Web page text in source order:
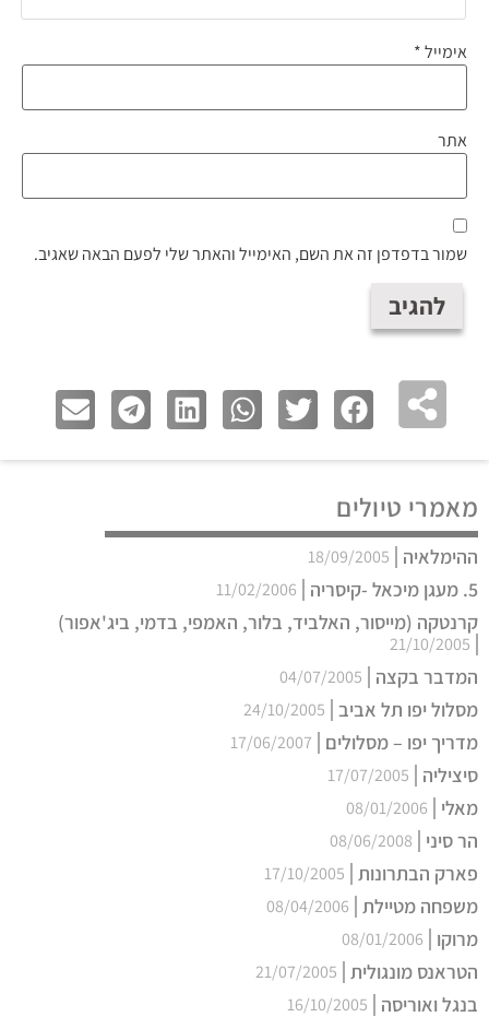
אימייל*
אתר
שמור בדפדפן זה את השם, האימייל והאתר שלי לפעם הבאה שאגיב.
מאמרי טיולים
ההימלאיה 18/09/2005
5. מעגן מיכאל -קיסריה 11/02/2006
קרנטקה (מייסור, האלביד, בלור, האמפי, בדמי, ביג'אפור)
21/10/2005
המדבר בקצה 04/07/2005
מסלול יפו תל אביב 24/10/2005
מדריך יפו – מסלולים 17/06/2007
סיציליה 17/07/2005
מאלי 08/01/2006
הר סיני 08/06/2008
פארק הבתרונות 17/10/2005
משפחה מטיילת 08/04/2006
מרוקו 08/01/2006
הטראנס מונגולית 21/07/2005
בנגל ואוריסה 16/10/2005